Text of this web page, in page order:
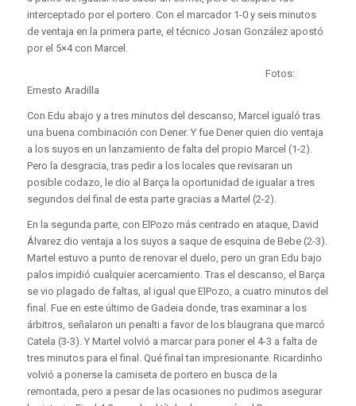
interceptado por el portero. Con el marcador 1-0 y seis minutos
de ventaja en la primera parte, el técnico Josan González apostó
por el 5×4 con Marcel.
Fotos:
Ernesto Aradilla
Con Edu abajo y a tres minutos del descanso, Marcel igualó tras
una buena combinación con Dener. Y fue Dener quien dio ventaja
a los suyos en un lanzamiento de falta del propio Marcel (1-2).
Pero la desgracia, tras pedir a los locales que revisaran un
posible codazo, le dio al Barça la oportunidad de igualar a tres
segundos del final de esta parte gracias a Martel (2-2).
En la segunda parte, con ElPozo más centrado en ataque, David
Álvarez dio ventaja a los suyos a saque de esquina de Bebe (2-3).
Martel estuvo a punto de renovar el duelo, pero un gran Edu bajo
palos impidió cualquier acercamiento. Tras el descanso, el Barça
se vio plagado de faltas, al igual que ElPozo, a cuatro minutos del
final. Fue en este último de Gadeia donde, tras examinar a los
árbitros, señalaron un penalti a favor de los blaugrana que marcó
Catela (3-3). Y Martel volvió a marcar para poner el 4-3 a falta de
tres minutos para el final. Qué final tan impresionante. Ricardinho
volvió a ponerse la camiseta de portero en busca de la
remontada, pero a pesar de las ocasiones no pudimos asegurar